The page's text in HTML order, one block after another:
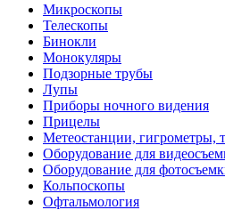
Микроскопы
Телескопы
Бинокли
Монокуляры
Подзорные трубы
Лупы
Приборы ночного видения
Прицелы
Метеостанции, гигрометры,
Оборудование для
Оборудование для
Кольпоскопы
Офтальмология